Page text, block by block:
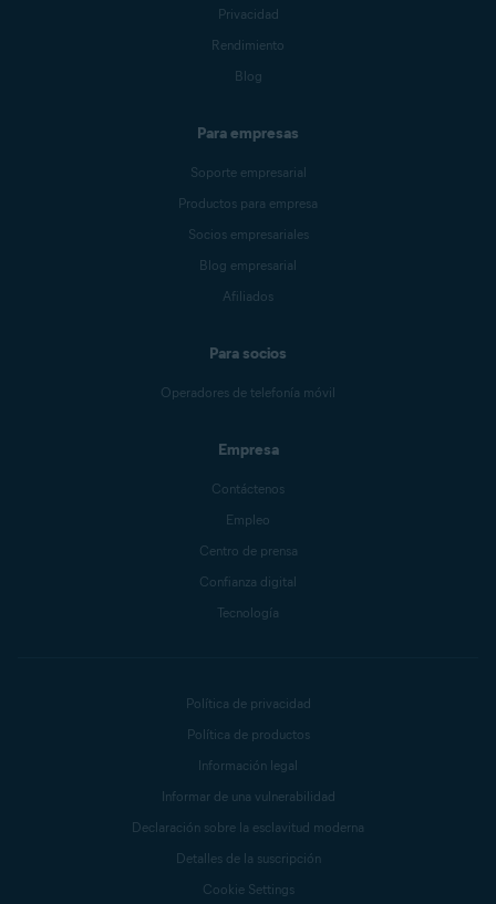
Privacidad
Rendimiento
Blog
Para empresas
Soporte empresarial
Productos para empresa
Socios empresariales
Blog empresarial
Afiliados
Para socios
Operadores de telefonía móvil
Empresa
Contáctenos
Empleo
Centro de prensa
Confianza digital
Tecnología
Política de privacidad
Política de productos
Información legal
Informar de una vulnerabilidad
Declaración sobre la esclavitud moderna
Detalles de la suscripción
Cookie Settings